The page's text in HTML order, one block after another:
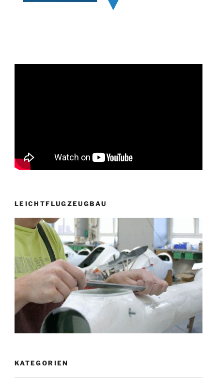
LEICHTFLUGZEUGBAU
KATEGORIEN